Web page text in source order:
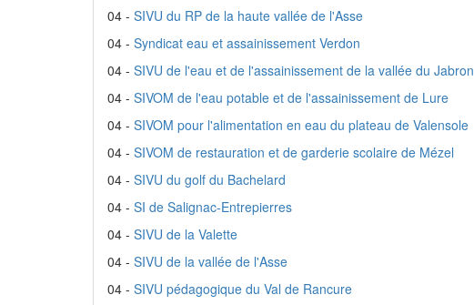
04 - SIVU du RP de la haute vallée de l'Asse
04 - Syndicat eau et assainissement Verdon
04 - SIVU de l'eau et de l'assainissement de la vallée du Jabron
04 - SIVOM de l'eau potable et de l'assainissement de Lure
04 - SIVOM pour l'alimentation en eau du plateau de Valensole
04 - SIVOM de restauration et de garderie scolaire de Mézel
04 - SIVU du golf du Bachelard
04 - SI de Salignac-Entrepierres
04 - SIVU de la Valette
04 - SIVU de la vallée de l'Asse
04 - SIVU pédagogique du Val de Rancure